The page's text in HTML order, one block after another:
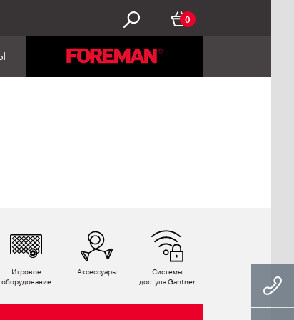
0
Игровое
оборудование
Аксессуары
Системы
доступа Gantner